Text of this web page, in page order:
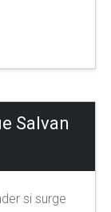
Salvan
si surge